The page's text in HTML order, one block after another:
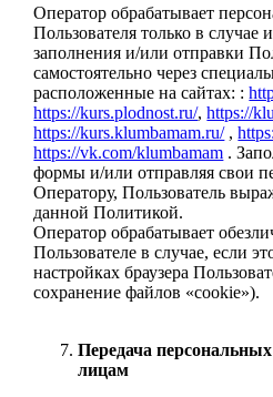
Оператор обрабатывает
Пользователя только в случае
заполнения и/или отправки
самостоятельно через
расположенные на сайтах: :
https://kurs.plodnost.ru/,https://
https://kurs.klumbamam.ru/,
https://vk.com/klumbamam .
формы и/или отправляя свои
Оператору, Пользователь
данной Политикой.
Оператор обрабатывает
Пользователе в случае, если
настройках браузера
сохранение файлов «cookie»).
Передача
лицам